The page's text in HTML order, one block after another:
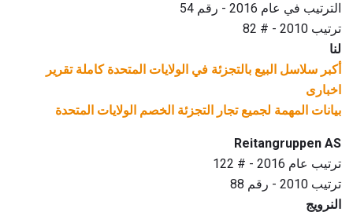
الترتيب في عام 2016 - رقم 54
ترتيب 2010 - # 82
لنا
أكبر سلاسل البيع بالتجزئة في الولايات المتحدة كاملة تقرير
اخبارى
بيانات المهمة لجميع تجار التجزئة الخصم الولايات المتحدة
Reitangruppen AS
ترتيب عام 2016 - # 122
ترتيب 2010 - رقم 88
النرويج